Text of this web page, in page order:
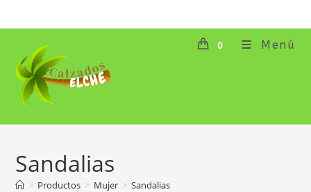
al
contenido
0 Menú
Sandalias
> Productos > Mujer > Sandalias